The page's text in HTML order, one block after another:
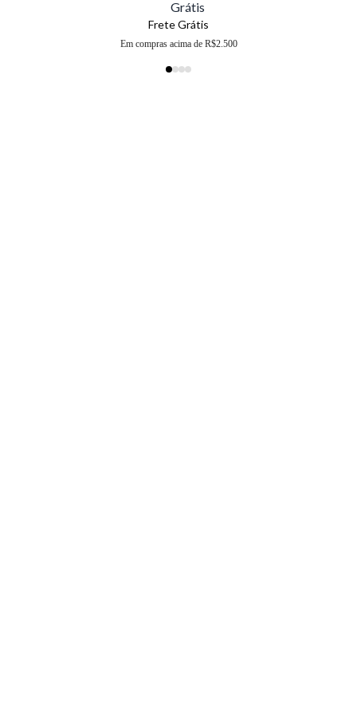
Frete Grátis
Em compras acima de R$2.500